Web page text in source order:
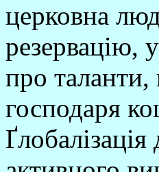
церковна
резервацію,
про таланти,
господаря